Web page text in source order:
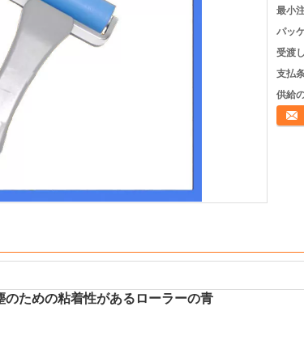
最小
パッ
受渡
支払
供給
連絡
ための粘着性があるローラーの青